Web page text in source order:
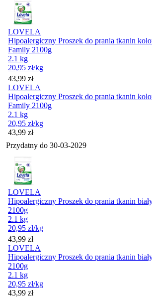
LOVELA
Hipoalergiczny Proszek do prania tkanin
Family 2100g
2.1 kg
20,95 zł/kg
Cena
43,99 zł
LOVELA
Hipoalergiczny Proszek do prania tkanin
Family 2100g
2.1 kg
20,95 zł/kg
Cena
43,99 zł
Przydatny do 30-03-2029
LOVELA
Hipoalergiczny Proszek do prania tkanin
2100g
2.1 kg
20,95 zł/kg
Cena
43,99 zł
LOVELA
Hipoalergiczny Proszek do prania tkanin
2100g
2.1 kg
20,95 zł/kg
Cena
43,99 zł